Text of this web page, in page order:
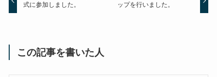
式に参加しました。
ップを行いました。
この記事を書いた人